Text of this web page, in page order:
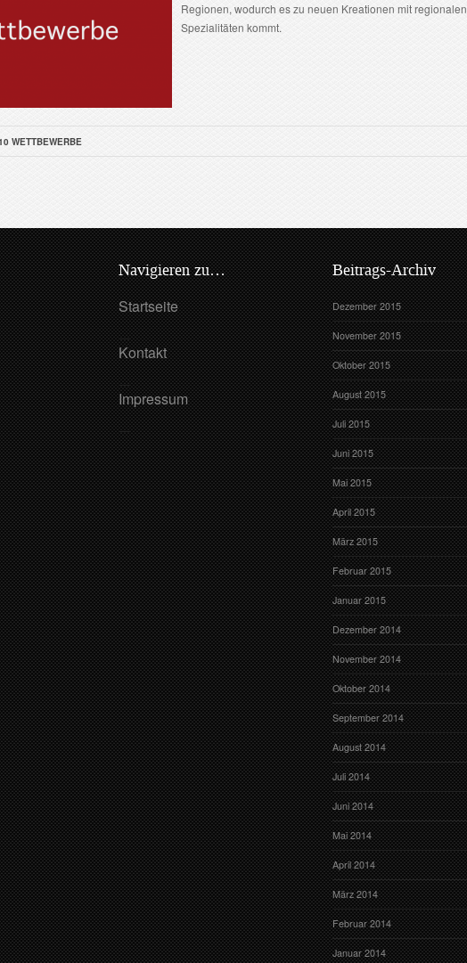
Regionen, wodurch es zu neuen Kreationen mit regionalen
Spezialitäten kommt.
WETTBEWERBE
Navigieren zu…
Startseite
Kontakt
Impressum
Beitrags-Archiv
Dezember 2015
November 2015
Oktober 2015
August 2015
Juli 2015
Juni 2015
Mai 2015
April 2015
März 2015
Februar 2015
Januar 2015
Dezember 2014
November 2014
Oktober 2014
September 2014
August 2014
Juli 2014
Juni 2014
Mai 2014
April 2014
März 2014
Februar 2014
Januar 2014